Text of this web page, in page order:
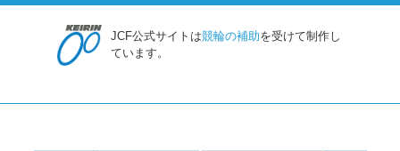
JCF公式サイトは競輪の補助を受けて制作し
ています。